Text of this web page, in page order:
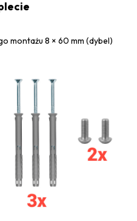
montażu 8 × 60 mm (dybel)